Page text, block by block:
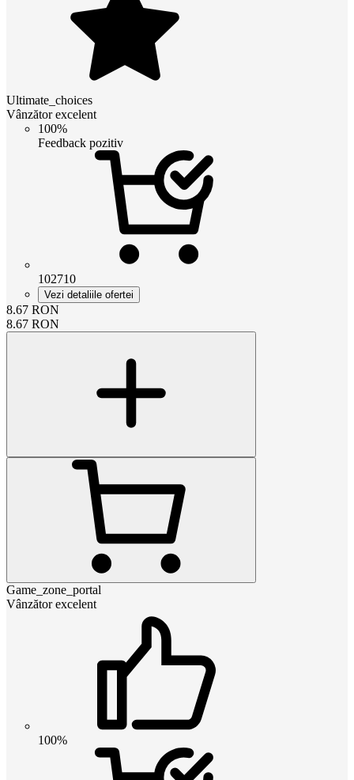
Ultimate_choices
Vânzător excelent
100%
Feedback pozitiv
102710
Vezi detaliile ofertei
8.67 RON
8.67 RON
Game_zone_portal
Vânzător excelent
100%